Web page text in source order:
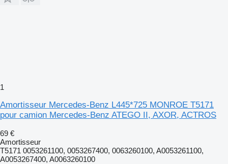
1
Amortisseur Mercedes-Benz L445*725 MONROE T5171
pour camion Mercedes-Benz ATEGO II, AXOR, ACTROS
69 €
Amortisseur
T5171 0053261100, 0053267400, 0063260100, A0053261100,
A0053267400, A0063260100